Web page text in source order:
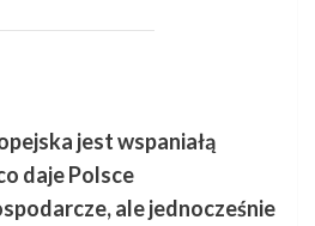
jest wspaniałą
daje Polsce
ale jednocześnie